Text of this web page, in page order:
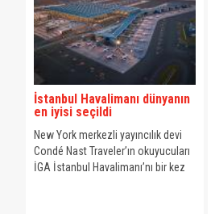
İstanbul Havalimanı dünyanın
en iyisi seçildi
New York merkezli yayıncılık devi
Condé Nast Traveler’ın okuyucuları
İGA İstanbul Havalimanı’nı bir kez